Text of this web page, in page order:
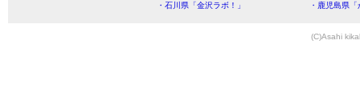
・石川県「金沢ラボ！」
・鹿児島県
(C)Asahi